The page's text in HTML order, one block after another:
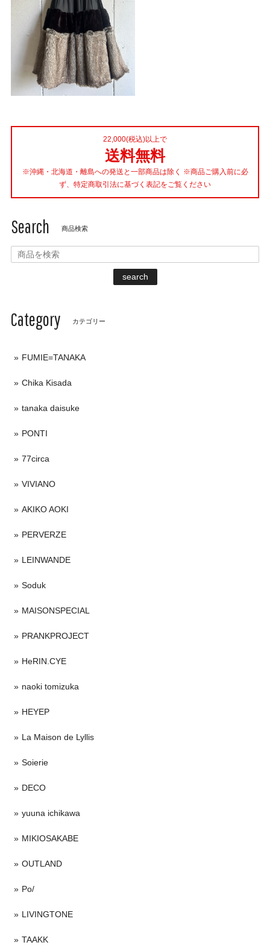
22,000(税込)以上で
送料無料
※沖縄・北海道・離島への発送と一部商品は除く ※商品ご購入前に必
ず、特定商取引法に基づく表記をご覧ください
Search 商品検索
search
Category カテゴリー
FUMIE=TANAKA
Chika Kisada
tanaka daisuke
PONTI
77circa
VIVIANO
AKIKO AOKI
PERVERZE
LEINWANDE
Soduk
MAISONSPECIAL
PRANKPROJECT
HeRIN.CYE
naoki tomizuka
HEYEP
La Maison de Lyllis
Soierie
DECO
yuuna ichikawa
MIKIOSAKABE
OUTLAND
Po/
LIVINGTONE
TAAKK